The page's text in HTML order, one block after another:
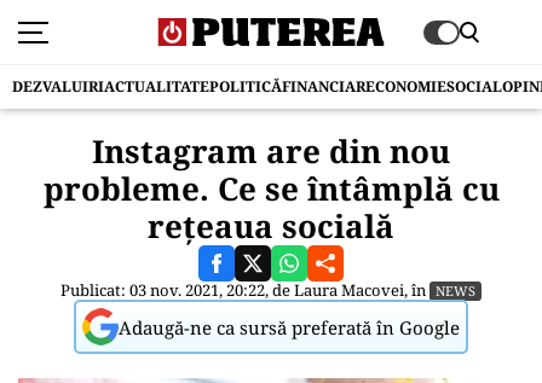
DEZVALUIRIACTUALITATEPOLITICĂFINANCIARECONOMIESOCIAL
Instagram are din nou
probleme. Ce se întâmplă cu
rețeaua socială
Publicat: 03 nov. 2021, 20:22, deLaura Macovei, în NEWS
Adaugă-ne ca sursă preferată în Google